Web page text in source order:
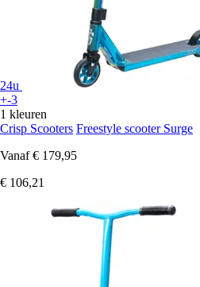
24u
+-3
1 kleuren
Crisp Scooters Freestyle scooter Surge
Vanaf € 179,95
€ 106,21